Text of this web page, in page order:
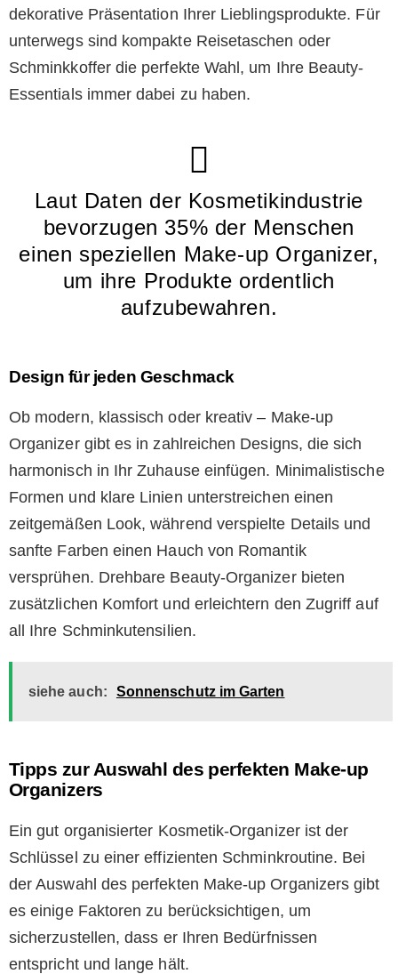
dekorative Präsentation Ihrer Lieblingsprodukte. Für
unterwegs sind kompakte Reisetaschen oder
Schminkkoffer die perfekte Wahl, um Ihre Beauty-
Essentials immer dabei zu haben.
Laut Daten der Kosmetikindustrie
bevorzugen 35% der Menschen
einen speziellen Make-up Organizer,
um ihre Produkte ordentlich
aufzubewahren.
Design für jeden Geschmack
Ob modern, klassisch oder kreativ – Make-up
Organizer gibt es in zahlreichen Designs, die sich
harmonisch in Ihr Zuhause einfügen. Minimalistische
Formen und klare Linien unterstreichen einen
zeitgemäßen Look, während verspielte Details und
sanfte Farben einen Hauch von Romantik
versprühen. Drehbare Beauty-Organizer bieten
zusätzlichen Komfort und erleichtern den Zugriff auf
all Ihre Schminkutensilien.
siehe auch: Sonnenschutz im Garten
Tipps zur Auswahl des perfekten Make-up
Organizers
Ein gut organisierter Kosmetik-Organizer ist der
Schlüssel zu einer effizienten Schminkroutine. Bei
der Auswahl des perfekten Make-up Organizers gibt
es einige Faktoren zu berücksichtigen, um
sicherzustellen, dass er Ihren Bedürfnissen
entspricht und lange hält.